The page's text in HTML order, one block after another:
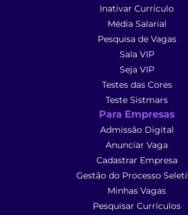
Inativar Currículo
Média Salarial
Pesquisa de Vagas
Sala VIP
Seja VIP
Testes das Cores
Teste Sistmars
Para Empresas
Admissão Digital
Anunciar Vaga
Cadastrar Empresa
Gestão do Processo
Minhas Vagas
Pesquisar Currículos